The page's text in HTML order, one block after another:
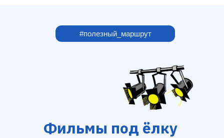
#полезный_маршрут
Фильмы под ёлку
Подписывайтесь на еженедельную